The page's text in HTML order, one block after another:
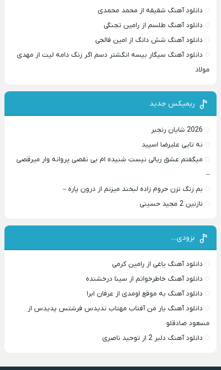
دانلود آهنگ شقیقه از محمد محمدی
دانلود آهنگ طلسم از رامین تجنگی
دانلود آهنگ شش دانگ از امین فالجی
دانلود آهنگ سیگار بیسه انگشتر دسم اگر زنگ دامه لیت از مهدی
مولاد
ریمیکس جدید
2026 شایان رنجبر
نه تایی علیرضا اسپید
میگفتم عشق ریالی نیست شنیده ام بی نقصی پروانه وار میرقصی
–
بم زنگ نزن حروم زاده لبخند میزنم از درون پاره –
نازنین 2 مجید حسینی
بزودی…
دانلود آهنگ یاغی از رامین کرمی
دانلود آهنگ خاطرخواتم از سینا درخشنده
دانلود آهنگ به موقع اومدی از عرفان ابرا
دانلود آهنگ یار من آفتاب مهتاب ندیدس فرشتس پدیدس از
مسعود صادقلو
دانلود آهنگ دلبر 2 از توحید ناصری